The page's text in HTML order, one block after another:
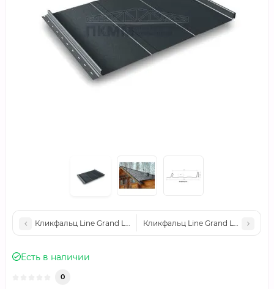
Кликфальц Line Grand Line 0,45 Drap с пленкой на замках
Кликфальц Line Grand Line 0,45
Есть в наличии
0